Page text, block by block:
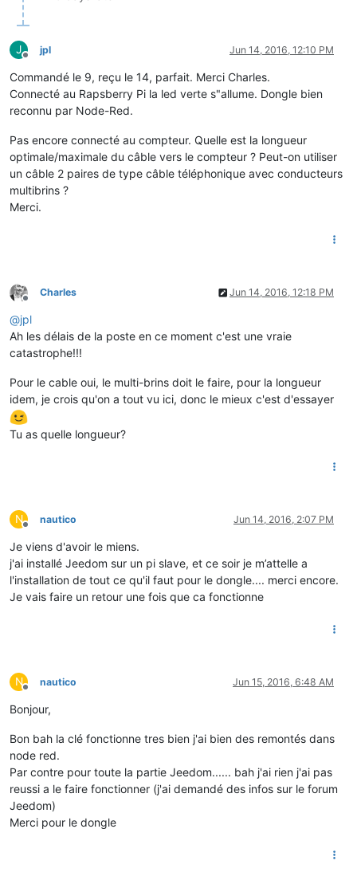
J
Offline
jpl Jun 14, 2016, 12:10 PM
Commandé le 9, reçu le 14, parfait. Merci Charles.
Connecté au Rapsberry Pi la led verte s"allume. Dongle bien
reconnu par Node-Red.
Pas encore connecté au compteur. Quelle est la longueur
optimale/maximale du câble vers le compteur ? Peut-on utiliser
un câble 2 paires de type câble téléphonique avec conducteurs
multibrins ?
Merci.
Offline
Charles Jun 14, 2016, 12:18 PM
@jpl
Ah les délais de la poste en ce moment c'est une vraie
catastrophe!!!
Pour le cable oui, le multi-brins doit le faire, pour la longueur
idem, je crois qu'on a tout vu ici, donc le mieux c'est d'essayer
Tu as quelle longueur?
N
Offline
nautico Jun 14, 2016, 2:07 PM
Je viens d'avoir le miens.
j'ai installé Jeedom sur un pi slave, et ce soir je m’attelle a
l'installation de tout ce qu'il faut pour le dongle.... merci encore.
Je vais faire un retour une fois que ca fonctionne
N
Offline
nautico Jun 15, 2016, 6:48 AM
Bonjour,
Bon bah la clé fonctionne tres bien j'ai bien des remontés dans
node red.
Par contre pour toute la partie Jeedom...... bah j'ai rien j'ai pas
reussi a le faire fonctionner (j'ai demandé des infos sur le forum
Jeedom)
Merci pour le dongle